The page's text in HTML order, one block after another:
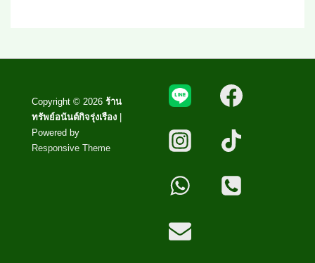
Copyright © 2026 ร้าน
ทรัพย์อนันต์กิจรุ่งเรือง
Powered by
Responsive Theme